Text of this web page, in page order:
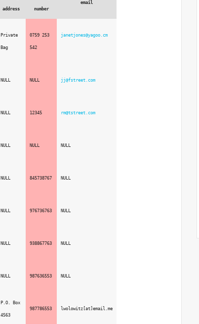
address number
email
Private
Bag
0759 253
542
janetjones@yagoo.cm
NULL NULL jj@fstreet.com
NULL 12345 rm@tstreet.com
NULL NULL NULL
NULL 845738767 NULL
NULL 976736763 NULL
NULL 938867763 NULL
NULL 987636553 NULL
P.O. Box
4563
987786553 lwolowitz[at]email.me